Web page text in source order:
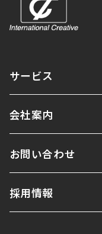
サービス
会社案内
お問い合わせ
採用情報